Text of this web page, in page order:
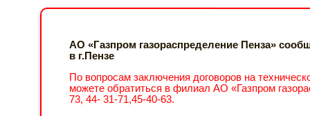
АО «Газпром газораспределение Пенза»
в г.Пензе
По вопросам заключения договоров на
можете обратиться в филиал АО «Газпром
73, 44- 31-71,45-40-63.